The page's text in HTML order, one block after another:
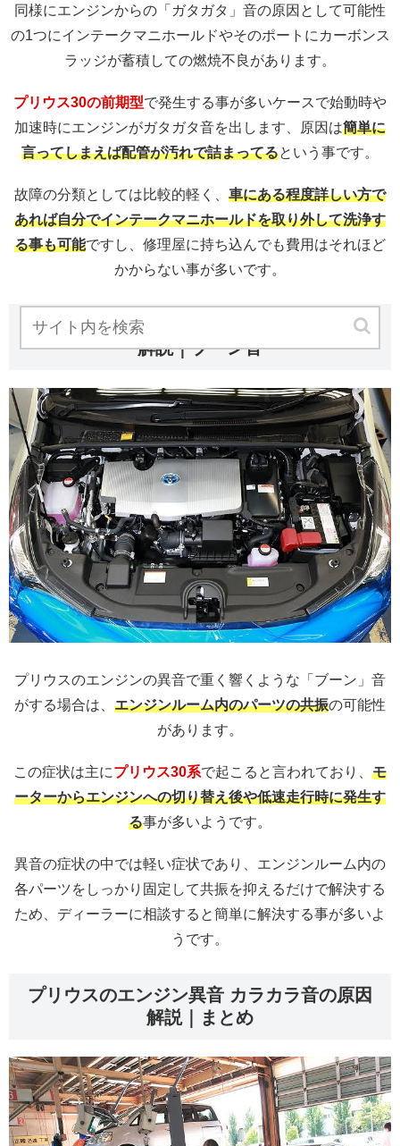
同様にエンジンからの「ガタガタ」音の原因として可能性
の1つにインテークマニホールドやそのポートにカーボンス
ラッジが蓄積しての燃焼不良があります。
プリウス30の前期型で発生する事が多いケースで始動時や
加速時にエンジンがガタガタ音を出します、原因は簡単に
言ってしまえば配管が汚れで詰まってるという事です。
故障の分類としては比較的軽く、 車にある程度詳しい方で
あれば自分でインテークマニホールドを取り外して洗浄す
る事も可能ですし、修理屋に持ち込んでも費用はそれほど
かからない事が多いです。
プリウスのエンジン異音 カラカラ音の原因
解説｜ブーン音
プリウスのエンジンの異音で重く響くような「ブーン」音
がする場合は、 エンジンルーム内のパーツの共振の可能性
があります。
この症状は主にプリウス30系で起こると言われており、 モ
ーターからエンジンへの切り替え後や低速走行時に発生す
る事が多いようです。
異音の症状の中では軽い症状であり、エンジンルーム内の
各パーツをしっかり固定して共振を抑えるだけで解決する
ため、ディーラーに相談すると簡単に解決する事が多いよ
うです。
プリウスのエンジン異音 カラカラ音の原因
解説｜まとめ